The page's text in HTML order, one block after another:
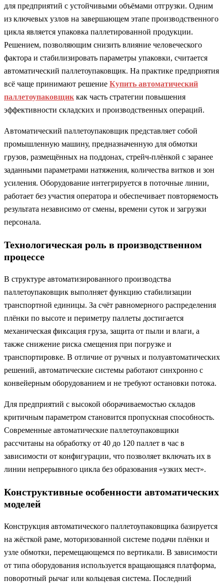
для предприятий с устойчивыми объёмами отгрузки. Одним
из ключевых узлов на завершающем этапе производственного
цикла является упаковка паллетированной продукции.
Решением, позволяющим снизить влияние человеческого
фактора и стабилизировать параметры упаковки, считается
автоматический паллетоупаковщик. На практике предприятия
всё чаще принимают решение Купить автоматический
паллетоупаковщик как часть стратегии повышения
эффективности складских и производственных операций.
Автоматический паллетоупаковщик представляет собой
промышленную машину, предназначенную для обмотки
грузов, размещённых на поддонах, стрейч-плёнкой с заранее
заданными параметрами натяжения, количества витков и зон
усиления. Оборудование интегрируется в поточные линии,
работает без участия оператора и обеспечивает повторяемость
результата независимо от смены, времени суток и загрузки
персонала.
Технологическая роль в производственном
процессе
В структуре автоматизированного производства
паллетоупаковщик выполняет функцию стабилизации
транспортной единицы. За счёт равномерного распределения
плёнки по высоте и периметру паллеты достигается
механическая фиксация груза, защита от пыли и влаги, а
также снижение риска смещения при погрузке и
транспортировке. В отличие от ручных и полуавтоматических
решений, автоматические системы работают синхронно с
конвейерным оборудованием и не требуют остановки потока.
Для предприятий с высокой оборачиваемостью складов
критичным параметром становится пропускная способность.
Современные автоматические паллетоупаковщики
рассчитаны на обработку от 40 до 120 паллет в час в
зависимости от конфигурации, что позволяет включать их в
линии непрерывного цикла без образования «узких мест».
Конструктивные особенности автоматических
моделей
Конструкция автоматического паллетоупаковщика базируется
на жёсткой раме, моторизованной системе подачи плёнки и
узле обмотки, перемещающемся по вертикали. В зависимости
от типа оборудования используется вращающаяся платформа,
поворотный рычаг или кольцевая система. Последний